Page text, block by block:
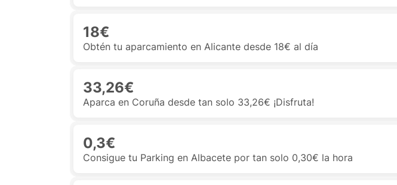
18€
Obtén tu aparcamiento en Alicante desde 18€ al día
33,26€
Aparca en Coruña desde tan solo 33,26€ ¡Disfruta!
0,3€
Consigue tu Parking en Albacete por tan solo 0,30€ la hora